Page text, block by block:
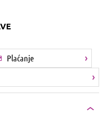
Plaćanje